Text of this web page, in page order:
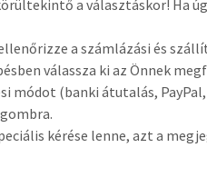
a választáskor! Ha
a számlázási és
válassza ki az Önnek
módot (banki átutalás,
kérése lenne, azt a